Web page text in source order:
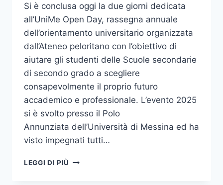
Si è conclusa oggi la due giorni dedicata
all’UniMe Open Day, rassegna annuale
dell’orientamento universitario organizzata
dall’Ateneo peloritano con l’obiettivo di
aiutare gli studenti delle Scuole secondarie
di secondo grado a scegliere
consapevolmente il proprio futuro
accademico e professionale. L’evento 2025
si è svolto presso il Polo
Annunziata dell’Università di Messina ed ha
visto impegnati tutti…
LEGGI DI PIÙ OTTIMO